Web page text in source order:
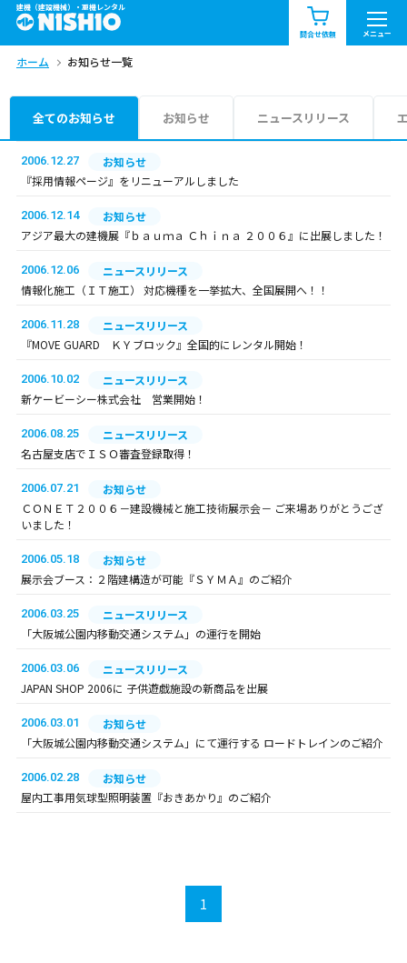
建機（建設機械）・重機レンタル
問合せ依頼 メニュー
商品一覧 お知らせ一覧
問合せ依頼リスト
エリア情報を見る
ホーム お知らせ一覧
全てのお知らせ お知らせ ニュースリリース
2006.12.27
お知らせ
『採用情報ページ』をリニューアルしました
2006.12.14
お知らせ
アジア最大の建機展『ｂａｕｍａ Ｃｈｉｎａ ２００６』に出展しました！
2006.12.06
ニュースリリース
情報化施工（ＩＴ施工） 対応機種を一挙拡大、全国展開へ！！
2006.11.28
ニュースリリース
『MOVE GUARD ＫＹブロック』全国的にレンタル開始！
2006.10.02
ニュースリリース
新ケービーシー株式会社 営業開始！
2006.08.25
ニュースリリース
名古屋支店でＩＳＯ審査登録取得！
2006.07.21
お知らせ
ＣＯＮＥＴ２００６－建設機械と施工技術展示会－ ご来場ありがとうござ
いました！
2006.05.18
お知らせ
展示会ブース：２階建構造が可能『ＳＹＭＡ』のご紹介
2006.03.25
ニュースリリース
「大阪城公園内移動交通システム」の運行を開始
2006.03.06
ニュースリリース
JAPAN SHOP 2006に 子供遊戯施設の新商品を出展
2006.03.01
お知らせ
「大阪城公園内移動交通システム」にて運行する ロードトレインのご紹介
2006.02.28
お知らせ
屋内工事用気球型照明装置『おきあかり』のご紹介
1